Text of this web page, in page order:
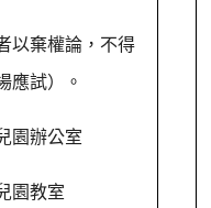
以棄權論，不得
應試）。
園辦公室
園教室